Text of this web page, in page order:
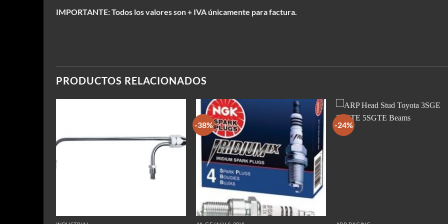
IMPORTANTE: Todos los valores son + IVA únicamente para factura.
PRODUCTOS RELACIONADOS
-38% -24%